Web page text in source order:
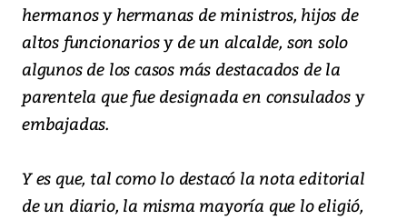
hermanos y hermanas de ministros, hijos de
altos funcionarios y de un alcalde, son solo
algunos de los casos más destacados de la
parentela que fue designada en consulados y
embajadas.
Y es que, tal como lo destacó la nota editorial
de un diario, la misma mayoría que lo eligió,